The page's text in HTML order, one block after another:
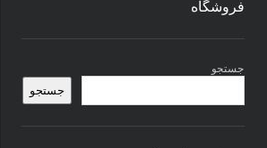
فروشگاه
کناری
جستجو
جستجو